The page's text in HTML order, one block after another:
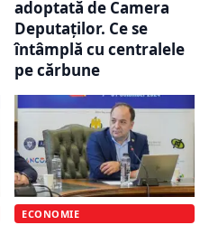
adoptată de Camera
Deputaților. Ce se
întâmplă cu centralele
pe cărbune
ECONOMIE